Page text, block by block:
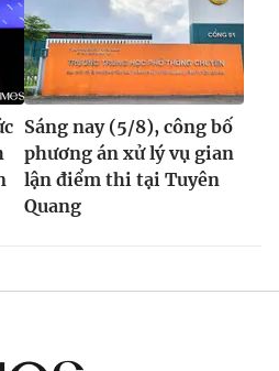
Sáng nay (5/8), công bố
phương án xử lý vụ gian
lận điểm thi tại Tuyên
Quang